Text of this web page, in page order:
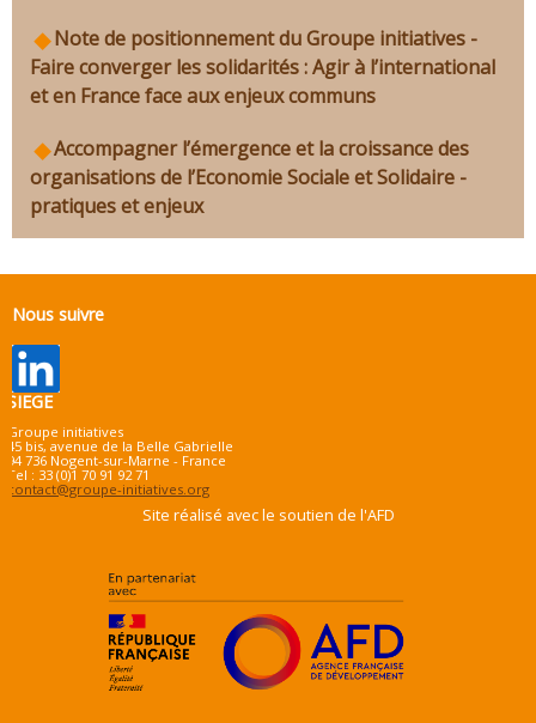
Note de positionnement du Groupe initiatives -
Faire converger les solidarités : Agir à l’international
et en France face aux enjeux communs
Accompagner l’émergence et la croissance des
organisations de l’Economie Sociale et Solidaire -
pratiques et enjeux
Nous suivre
SIEGE
Groupe initiatives
45 bis, avenue de la Belle Gabrielle
94 736 Nogent-sur-Marne - France
Tel : 33 (0)1 70 91 92 71
contact@groupe-initiatives.org
Site réalisé avec le soutien de l'AFD